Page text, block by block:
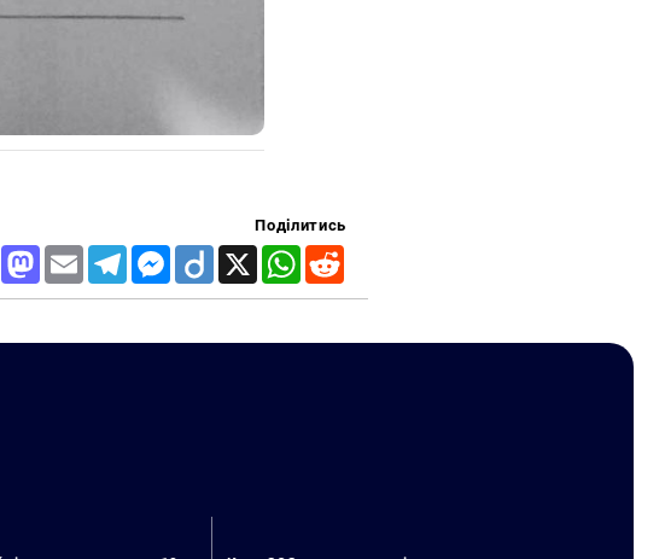
Поділитись
FacebookMastodon
Email TelegramMessenger
Diigo X WhatsApp